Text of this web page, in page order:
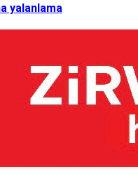
yalanlama